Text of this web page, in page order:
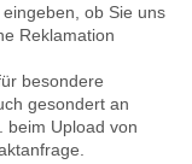
ob Sie uns
Reklamation
besondere
gesondert an
beim Upload von